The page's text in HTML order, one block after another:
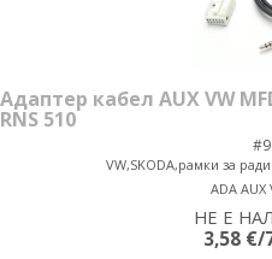
Адаптер кабел AUX VW
RNS 510
VW,SKODA,рамки за
ADA AUX
НЕ Е
3,58 €/